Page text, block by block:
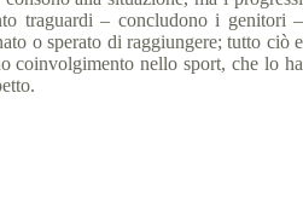
traguardi – concludono i genitori –
o sperato di raggiungere; tutto ciò e
coinvolgimento nello sport, che lo ha